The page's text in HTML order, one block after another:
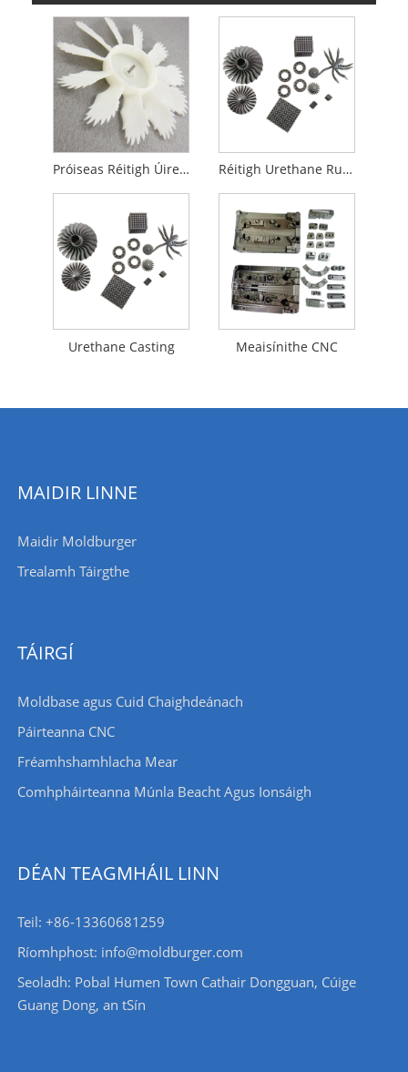
Próiseas Réitigh Úireatán Réitigh Urethane Rubber
Urethane Casting Meaisínithe CNC
MAIDIR LINNE
Maidir Moldburger
Trealamh Táirgthe
TÁIRGÍ
Moldbase agus Cuid Chaighdeánach
Páirteanna CNC
Fréamhshamhlacha Mear
Comhpháirteanna Múnla Beacht Agus Ionsáigh
DÉAN TEAGMHÁIL LINN
Teil: +86-13360681259
Ríomhphost: info@moldburger.com
Seoladh: Pobal Humen Town Cathair Dongguan, Cúige
Guang Dong, an tSín